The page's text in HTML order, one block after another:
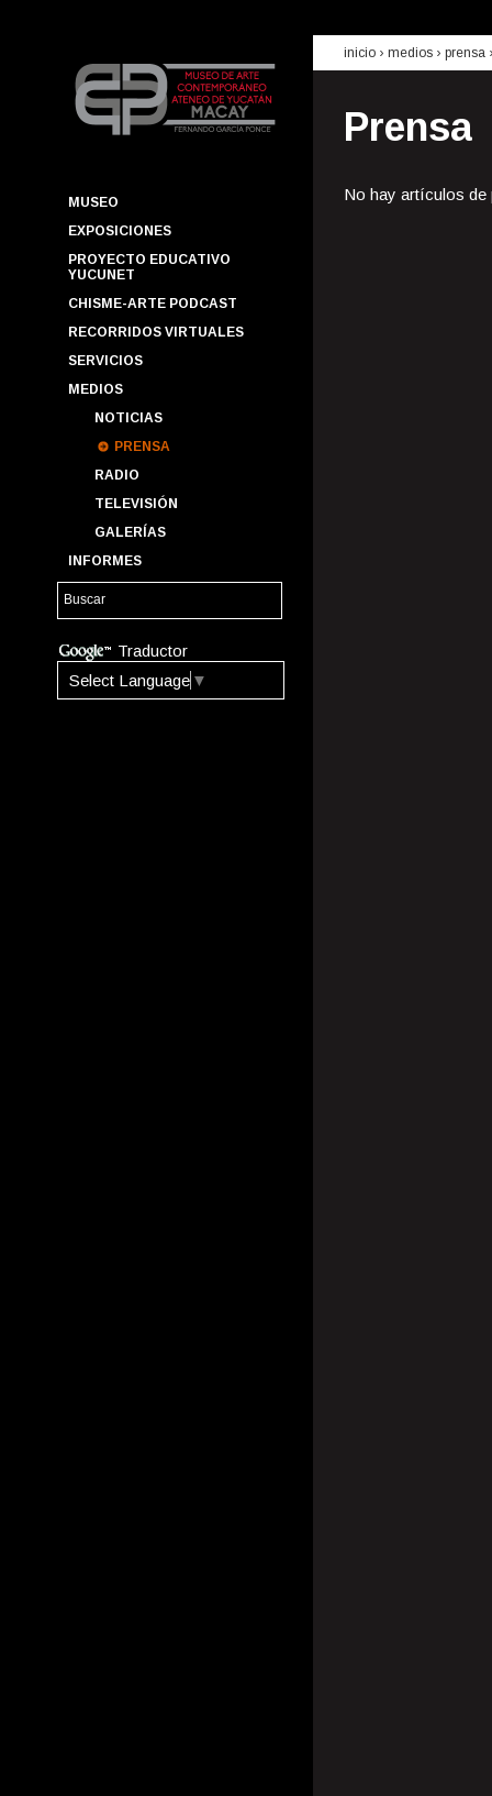
MUSEO
EXPOSICIONES
PROYECTO EDUCATIVO
YUCUNET
CHISME-ARTE PODCAST
RECORRIDOS VIRTUALES
SERVICIOS
MEDIOS
NOTICIAS
PRENSA
RADIO
TELEVISIÓN
GALERÍAS
INFORMES
Traductor
Select Language ▼
inicio › medios › prensa
Prensa
No hay artículos de